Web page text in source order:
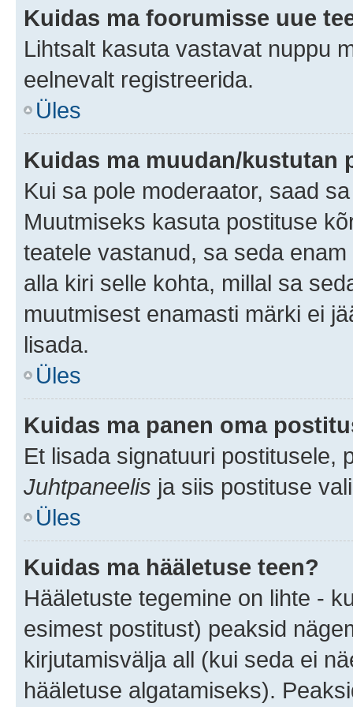
Kuidas ma foorumisse uue
Lihtsalt kasuta vastavat nuppu
eelnevalt registreerida.
Üles
Kuidas ma muudan/kustutan
Kui sa pole moderaator, saad
Muutmiseks kasuta postituse
teatele vastanud, sa seda
alla kiri selle kohta, millal sa
muutmisest enamasti märki ei
lisada.
Üles
Kuidas ma panen oma
Et lisada signatuuri postitusele,
Juhtpaneelis ja siis postituse
Üles
Kuidas ma hääletuse teen?
Hääletuste tegemine on lihte -
esimest postitust) peaksid
kirjutamisvälja all (kui seda ei
hääletuse algatamiseks).